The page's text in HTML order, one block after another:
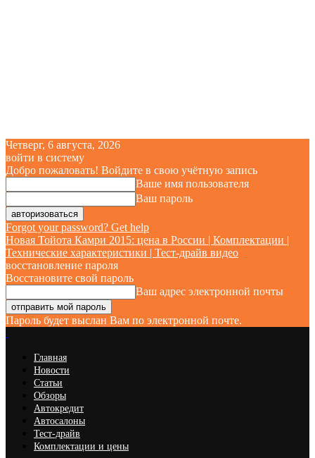
Четверг, 6 августа, 2026
войти в систему
Добро пожаловать! Войдите в свою учётную запись
Ваше имя пользователя
Ваш пароль
Forgot your password? Get help
Новая Тойота Камри 2015: цена в России | Комплектации |
Технические характеристики | Тест-драйв видео
восстановление пароля
Восстановите свой пароль
Ваш адрес электронной почты
Пароль будет выслан Вам по электронной почте.
Главная
Новости
Статьи
Обзоры
Автокредит
Автосалоны
Тест-драйв
Комплектации и цены